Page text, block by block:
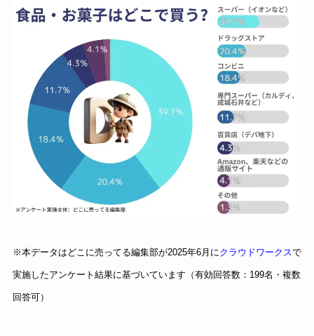
※本データはどこに売ってる編集部が2025年6月にクラウドワークスで
実施したアンケート結果に基づいています（有効回答数：199名・複数
回答可）